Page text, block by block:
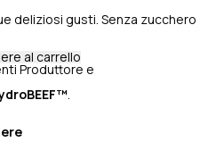
deliziosi gusti. Senza zucchero
al carrello
Produttore e